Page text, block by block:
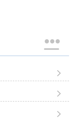



